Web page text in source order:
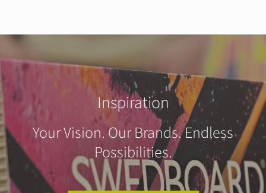
Inspiration
Your Vision. Our Brands. Endless
Possibilities.